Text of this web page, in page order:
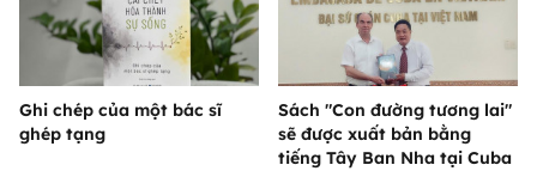
Ghi chép của một bác sĩ
ghép tạng
Sách "Con đường tương lai"
sẽ được xuất bản bằng
tiếng Tây Ban Nha tại Cuba